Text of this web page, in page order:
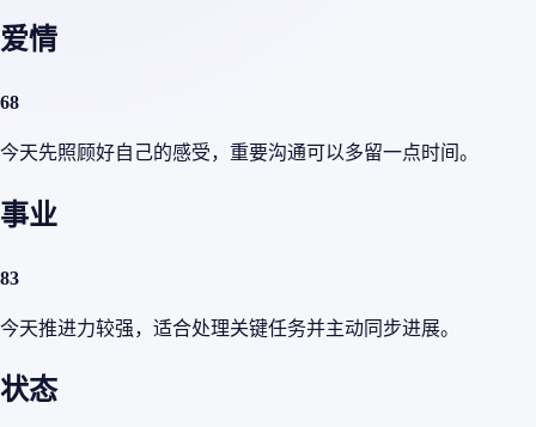
爱情
68
今天先照顾好自己的感受，重要沟通可以多留一点时间。
事业
83
今天推进力较强，适合处理关键任务并主动同步进展。
状态